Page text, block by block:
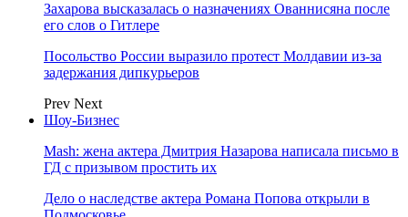
Захарова высказалась о назначениях Ованнисяна после
его слов о Гитлере
Посольство России выразило протест Молдавии из-за
задержания дипкурьеров
Prev Next
Шоу-Бизнес
Mash: жена актера Дмитрия Назарова написала письмо в
ГД с призывом простить их
Дело о наследстве актера Романа Попова открыли в